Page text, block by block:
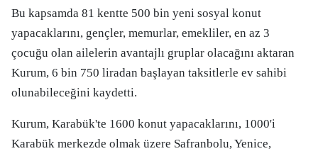
Bu kapsamda 81 kentte 500 bin yeni sosyal konut
yapacaklarını, gençler, memurlar, emekliler, en az 3
çocuğu olan ailelerin avantajlı gruplar olacağını aktaran
Kurum, 6 bin 750 liradan başlayan taksitlerle ev sahibi
olunabileceğini kaydetti.
Kurum, Karabük'te 1600 konut yapacaklarını, 1000'i
Karabük merkezde olmak üzere Safranbolu, Yenice,